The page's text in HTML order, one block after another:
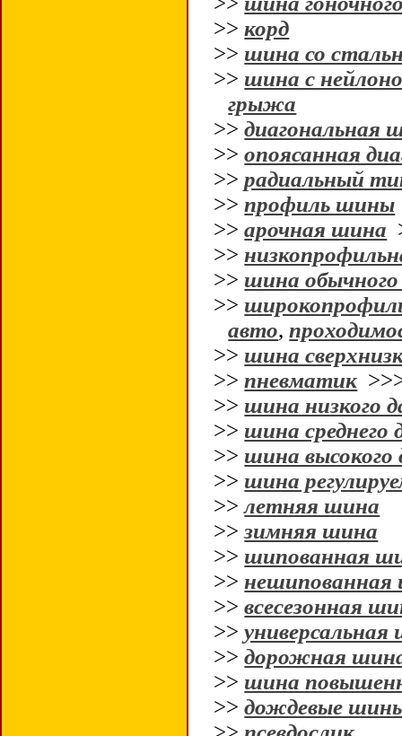
>>корд
>> шина со
>> шина с
грыжа
>>диагональная
>>опоясанная
>>радиальный
>>профиль шины
>>арочная шина
>>
>> шина
>>
авто,
>> шина
>>пневматик
>> шина низкого
>> шина среднего
>> шина высокого
>> шина
>>летняя шина
>>зимняя шина
>> шипованная
>> нешипованная
>>всесезонная
>>
>>дорожная
>> шина
>>дождевые